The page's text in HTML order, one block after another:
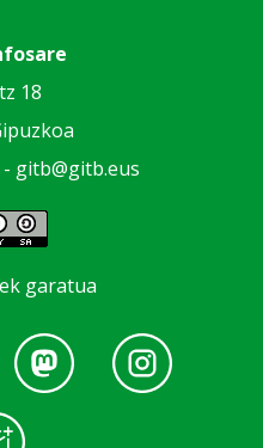
18
gitb@gitb.eus
garatua